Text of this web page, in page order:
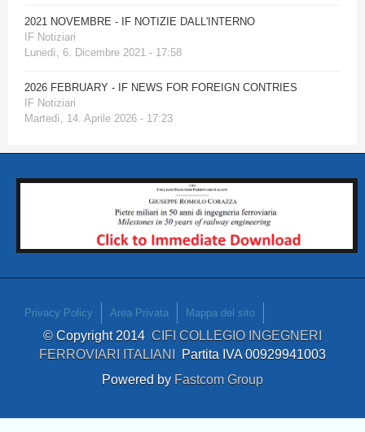
2021 NOVEMBRE - IF NOTIZIE DALL'INTERNO
IF Notiziari
Lunedì, 6. Dicembre 2021 - 17:58
2026 FEBRUARY - IF NEWS FOR FOREIGN CONTRIES
IF Notiziari
Martedì, 14. Aprile 2026 - 17:23
Privacy Policy Area Privata Mappa del sito
© Copyright 2014 CIFI COLLEGIO INGEGNERI
FERROVIARI ITALIANI Partita IVA 00929941003
Powered by Fastcom Group